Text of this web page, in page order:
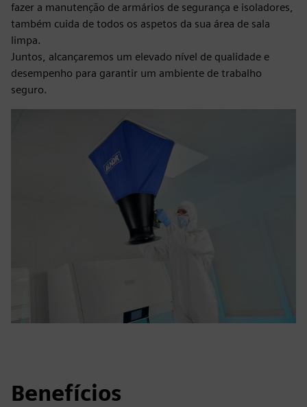
fazer a manutenção de armários de segurança e isoladores,
também cuida de todos os aspetos da sua área de sala
limpa.
Juntos, alcançaremos um elevado nível de qualidade e
desempenho para garantir um ambiente de trabalho
seguro.
Benefícios